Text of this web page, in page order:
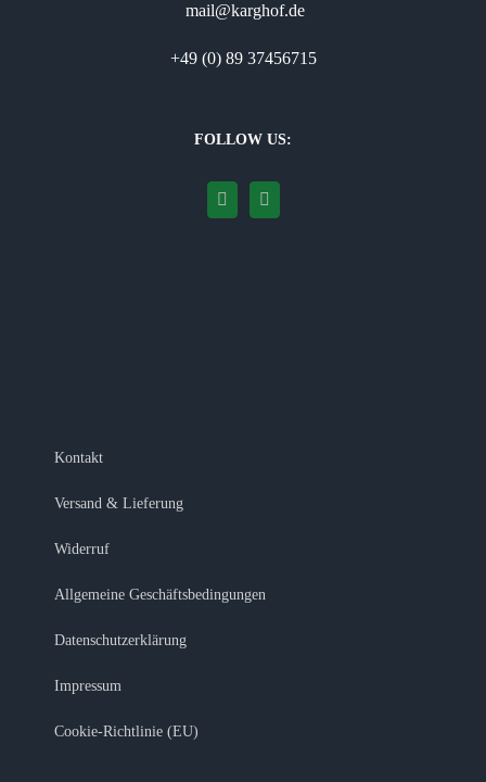
mail@karghof.de
+49 (0) 89 37456715
FOLLOW US:
Kontakt
Versand & Lieferung
Widerruf
Allgemeine Geschäftsbedingungen
Datenschutzerklärung
Impressum
Cookie-Richtlinie (EU)